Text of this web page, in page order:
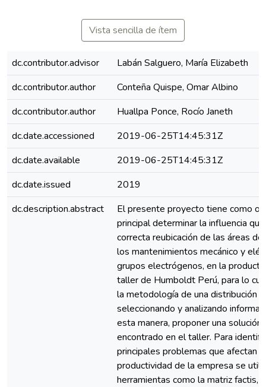
Vista sencilla de ítem
dc.contributor.advisor
Labán Salguero, María Elizabeth
dc.contributor.author
Conteña Quispe, Omar Albino
dc.contributor.author
Huallpa Ponce, Rocío Janeth
dc.date.accessioned
2019-06-25T14:45:31Z
dc.date.available
2019-06-25T14:45:31Z
dc.date.issued
2019
dc.description.abstract
El presente proyecto tiene como
principal determinar la influencia
correcta reubicación de las áreas
los mantenimientos mecánico y
grupos electrógenos, en la
taller de Humboldt Perú, para lo
la metodología de una distribución
seleccionando y analizando
esta manera, proponer una
encontrado en el taller. Para
principales problemas que afectan
productividad de la empresa se
herramientas como la matriz factis,